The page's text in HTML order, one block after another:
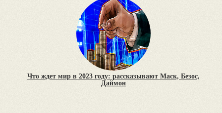
Что ждет мир в 2023 году: рассказывают Маск, Безос,
Даймон